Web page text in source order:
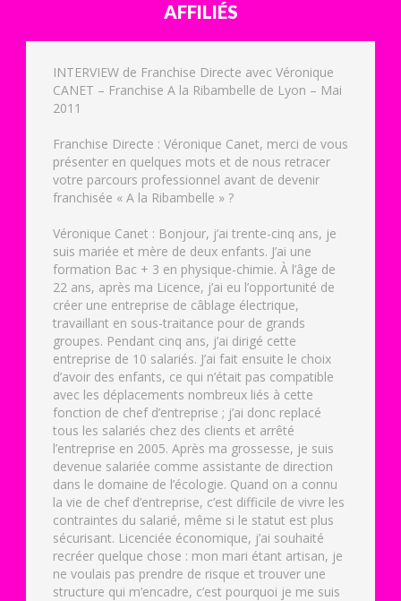
AFFILIÉS
INTERVIEW de Franchise Directe avec Véronique
CANET – Franchise A la Ribambelle de Lyon – Mai
2011
Franchise Directe : Véronique Canet, merci de vous
présenter en quelques mots et de nous retracer
votre parcours professionnel avant de devenir
franchisée « A la Ribambelle » ?
Véronique Canet : Bonjour, j’ai trente-cinq ans, je
suis mariée et mère de deux enfants. J’ai une
formation Bac + 3 en physique-chimie. À l’âge de
22 ans, après ma Licence, j’ai eu l’opportunité de
créer une entreprise de câblage électrique,
travaillant en sous-traitance pour de grands
groupes. Pendant cinq ans, j’ai dirigé cette
entreprise de 10 salariés. J’ai fait ensuite le choix
d’avoir des enfants, ce qui n’était pas compatible
avec les déplacements nombreux liés à cette
fonction de chef d’entreprise ; j’ai donc replacé
tous les salariés chez des clients et arrêté
l’entreprise en 2005. Après ma grossesse, je suis
devenue salariée comme assistante de direction
dans le domaine de l’écologie. Quand on a connu
la vie de chef d’entreprise, c’est difficile de vivre les
contraintes du salarié, même si le statut est plus
sécurisant. Licenciée économique, j’ai souhaité
recréer quelque chose : mon mari étant artisan, je
ne voulais pas prendre de risque et trouver une
structure qui m’encadre, c’est pourquoi je me suis